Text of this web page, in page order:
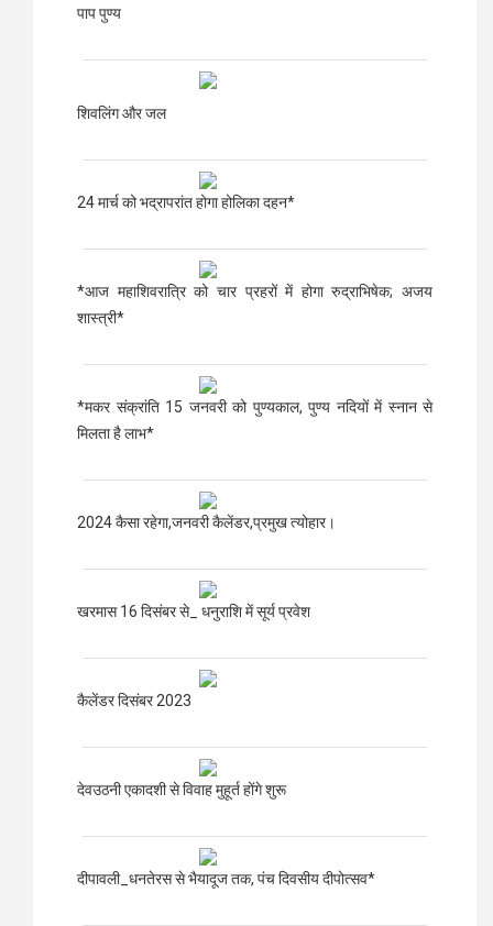
पाप पुण्य
शिवलिंग और जल
24 मार्च को भद्रापरांत होगा होलिका दहन*
*आज महाशिवरात्रि को चार प्रहरों में होगा रुद्राभिषेक; अजय
शास्त्री*
*मकर संक्रांति 15 जनवरी को पुण्यकाल, पुण्य नदियों में स्नान से
मिलता है लाभ*
2024 कैसा रहेगा,जनवरी कैलेंडर,प्रमुख त्योहार।
खरमास 16 दिसंबर से_ धनुराशि में सूर्य प्रवेश
कैलेंडर दिसंबर 2023
देवउठनी एकादशी से विवाह मुहूर्त होंगे शुरू
दीपावली_धनतेरस से भैयादूज तक, पंच दिवसीय दीपोत्सव*